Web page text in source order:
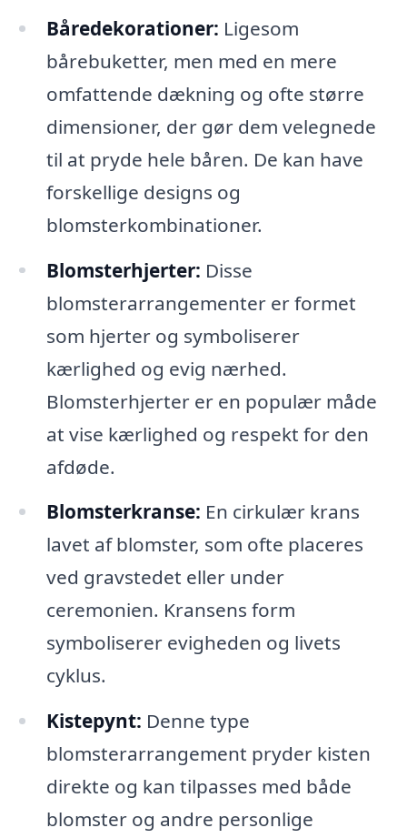
Båredekorationer: Ligesom
bårebuketter, men med en mere
omfattende dækning og ofte større
dimensioner, der gør dem velegnede
til at pryde hele båren. De kan have
forskellige designs og
blomsterkombinationer.
Blomsterhjerter: Disse
blomsterarrangementer er formet
som hjerter og symboliserer
kærlighed og evig nærhed.
Blomsterhjerter er en populær måde
at vise kærlighed og respekt for den
afdøde.
Blomsterkranse: En cirkulær krans
lavet af blomster, som ofte placeres
ved gravstedet eller under
ceremonien. Kransens form
symboliserer evigheden og livets
cyklus.
Kistepynt: Denne type
blomsterarrangement pryder kisten
direkte og kan tilpasses med både
blomster og andre personlige